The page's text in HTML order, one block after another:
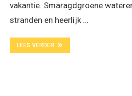
vakantie. Smaragdgroene
stranden en heerlijk …
LEES VERDER